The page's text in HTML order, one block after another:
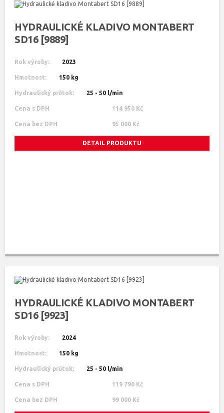
HYDRAULICKÉ KLADIVO MONTABERT
SD16 [9889]
Rok výroby: 2023
Hmotnost: 150 kg
Hydraulický průtok: 25 - 50 l/min
Cena s DPH 114 950 Kč
Cena bez DPH 95 000 Kč
DETAIL PRODUKTU
HYDRAULICKÉ KLADIVO MONTABERT
SD16 [9923]
Rok výroby: 2024
Hmotnost: 150 kg
Hydraulický průtok: 25 - 50 l/min
Cena s DPH 119 790 Kč
Cena bez DPH 99 000 Kč